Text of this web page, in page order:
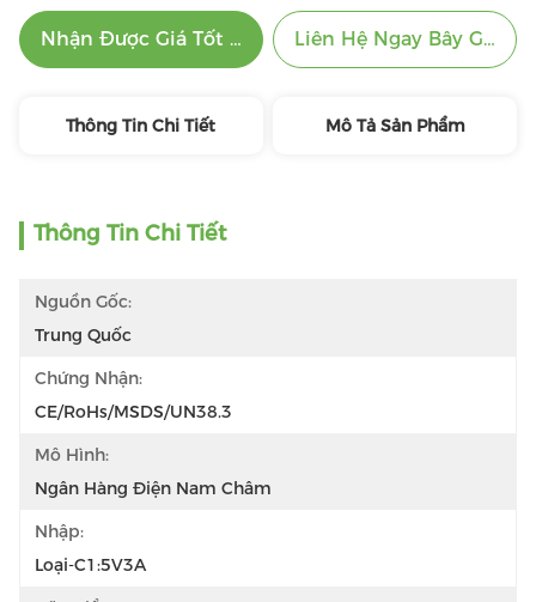
Nhận Được Giá Tốt Nhất Liên Hệ Ngay Bây Giờ
Thông Tin Chi Tiết Mô Tả Sản Phẩm
Thông Tin Chi Tiết
Nguồn Gốc:
Trung Quốc
Chứng Nhận:
CE/RoHs/MSDS/UN38.3
Mô Hình:
Ngân Hàng Điện Nam Châm
Nhập:
Loại-C1:5V3A